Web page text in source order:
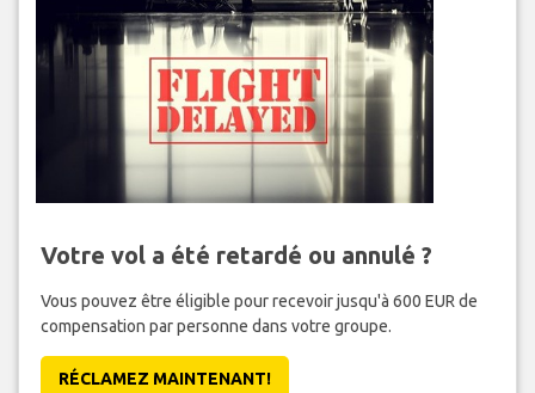
Votre vol a été retardé ou annulé ?
Vous pouvez être éligible pour recevoir jusqu'à 600 EUR de
compensation par personne dans votre groupe.
RÉCLAMEZ MAINTENANT!